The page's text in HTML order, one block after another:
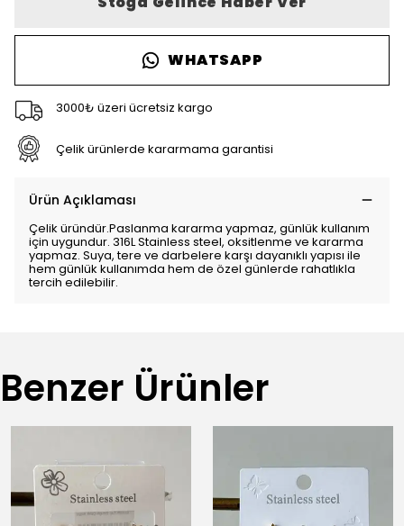
WHATSAPP
3000₺ üzeri ücretsiz kargo
Çelik ürünlerde kararmama garantisi
Ürün Açıklaması
Çelik üründür.Paslanma kararma yapmaz, günlük kullanım
için uygundur. 316L Stainless steel, oksitlenme ve kararma
yapmaz. Suya, tere ve darbelere karşı dayanıklı yapısı ile
hem günlük kullanımda hem de özel günlerde rahatlıkla
tercih edilebilir.
Benzer Ürünler